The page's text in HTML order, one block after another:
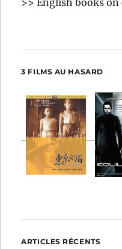
>> English books on
3 FILMS AU HASARD
ARTICLES RÉCENTS